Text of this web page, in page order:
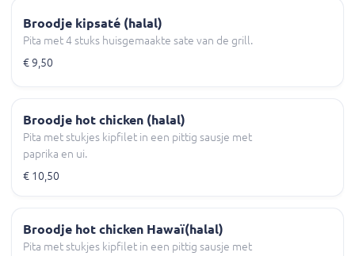
Broodje kipsaté (halal)
Pita met 4 stuks huisgemaakte sate van de grill.
€ 9,50
Broodje hot chicken (halal)
Pita met stukjes kipfilet in een pittig sausje met
paprika en ui.
€ 10,50
Broodje hot chicken Hawaï(halal)
Pita met stukjes kipfilet in een pittig sausje met